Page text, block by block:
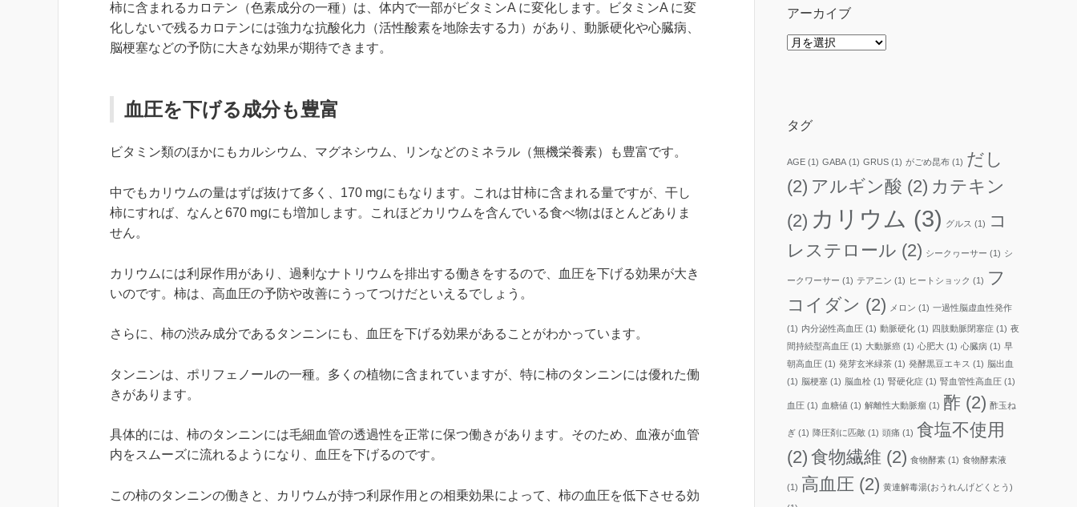
柿に含まれるカロテン（色素成分の一種）は、体内で一部がビタミンA に変化します。ビタミンA に変
化しないで残るカロテンには強力な抗酸化力（活性酸素を地除去する力）があり、動脈硬化や心臓病、
脳梗塞などの予防に大きな効果が期待できます。
血圧を下げる成分も豊富
ビタミン類のほかにもカルシウム、マグネシウム、リンなどのミネラル（無機栄養素）も豊富です。
中でもカリウムの量はずば抜けて多く、170 mgにもなります。これは甘柿に含まれる量ですが、干し
柿にすれば、なんと670 mgにも増加します。これほどカリウムを含んでいる食べ物はほとんどありま
せん。
カリウムには利尿作用があり、過剰なナトリウムを排出する働きをするので、血圧を下げる効果が大き
いのです。柿は、高血圧の予防や改善にうってつけだといえるでしょう。
さらに、柿の渋み成分であるタンニンにも、血圧を下げる効果があることがわかっています。
タンニンは、ポリフェノールの一種。多くの植物に含まれていますが、特に柿のタンニンには優れた働
きがあります。
具体的には、柿のタンニンには毛細血管の透過性を正常に保つ働きがあります。そのため、血液が血管
内をスムーズに流れるようになり、血圧を下げるのです。
この柿のタンニンの働きと、カリウムが持つ利尿作用との相乗効果によって、柿の血圧を低下させる効
アーカイブ
ア
タグ
AGE (1) GABA (1) GRUS (1) がごめ昆布 (1) だし
(2) アルギン酸 (2) カテキン
(2) カリウム (3) グルス (1)
コ
レステロール (2) シークヮーサー (1) シ
ークワーサー (1) テアニン (1) ヒートショック (1) フ
コイダン (2) メロン (1) 一過性脳虚血性発作
(1) 内分泌性高血圧 (1) 動脈硬化 (1) 四肢動脈閉塞症 (1) 夜
間持続型高血圧 (1) 大動脈癌 (1) 心肥大 (1) 心臓病 (1) 早
朝高血圧 (1) 発芽玄米緑茶 (1) 発酵黒豆エキス (1) 脳出血
(1) 脳梗塞 (1) 脳血栓 (1) 腎硬化症 (1) 腎血管性高血圧 (1)
血圧 (1) 血糖値 (1) 解離性大動脈瘤 (1) 酢 (2) 酢玉ね
ぎ (1) 降圧剤に匹敵 (1) 頭痛 (1) 食塩不使用
(2) 食物繊維 (2) 食物酵素 (1) 食物酵素液
(1) 高血圧 (2) 黄連解毒湯(おうれんげどくとう)